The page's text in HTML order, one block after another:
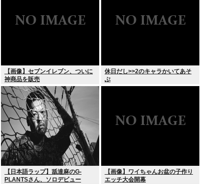
【画像】セブンイレブン、ついに
神商品を販売
休日だし>>2のキャラかいてあそ
ぶ
【日本語ラップ】舐達麻のG-
PLANTSさん、ソロデビュー
【画像】ワイちゃんお盆の子作り
エッチ大会開幕